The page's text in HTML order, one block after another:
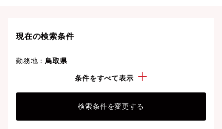
現在の検索条件
勤務地：鳥取県
Windows
条件をすべて表示
検索条件を変更する